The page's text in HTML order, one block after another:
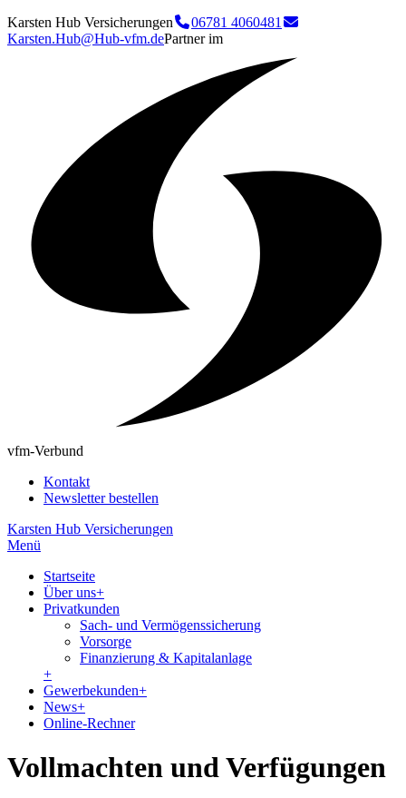
Karsten Hub Versicherungen
06781 4060481
Karsten.Hub@Hub-vfm.dePartner im
vfm-Verbund
Kontakt
Newsletter bestellen
Karsten Hub Versicherungen
Menü
Startseite
Über uns+
Privatkunden
Sach- und Vermögenssicherung
Vorsorge
Finanzierung & Kapitalanlage
+
Gewerbekunden+
News+
Online-Rechner
Vollmachten und Verfügungen